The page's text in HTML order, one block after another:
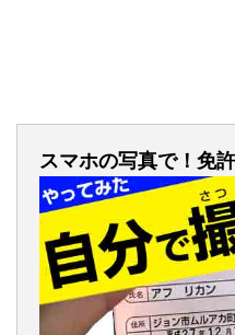
スマホの写真で！免許